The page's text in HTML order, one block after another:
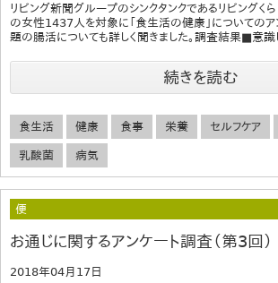
リビング新聞グループのシンクタンクであるリビングく
の女性1437人を対象に「食生活の健康」についてのア
題の腸活についても詳しく聞きました。調査結果■意識
続きを読む
食生活 健康 食事 栄養 セルフケア
乳酸菌 病気
便
お通じに関するアンケート調査（第3回）
2018年04月17日